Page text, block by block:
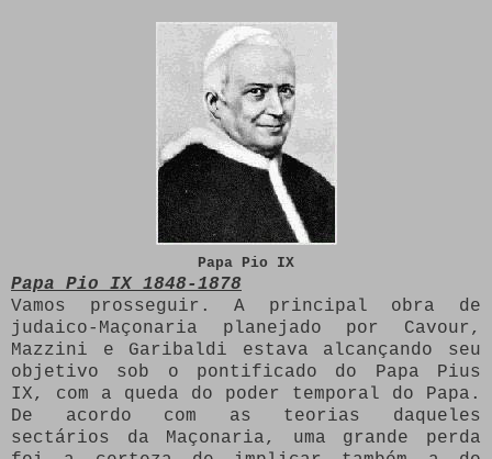
Papa Pio IX
Papa Pio IX 1848-1878
Vamos prosseguir.A principal obra de
judaico-Maçonaria planejado por Cavour,
Mazzini e Garibaldi estava alcançando seu
objetivo sob o pontificado do Papa Pius
IX, com a queda do poder temporal do Papa.
De acordo com as teorias daqueles
sectários da Maçonaria, uma grande perda